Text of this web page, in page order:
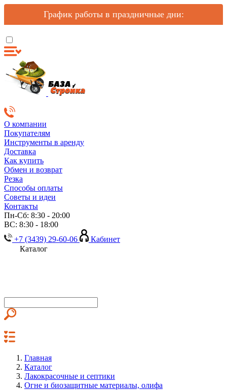
График работы в праздничные дни:
О компании
Покупателям
Инструменты в аренду
Доставка
Как купить
Обмен и возврат
Резка
Способы оплаты
Советы и идеи
Контакты
Пн-Сб: 8:30 - 20:00
ВС: 8:30 - 18:00
+7 (3439) 29-60-06
Кабинет
Каталог
Главная
Каталог
Лакокрасочные и септики
Огне и биозащитные материалы, олифа